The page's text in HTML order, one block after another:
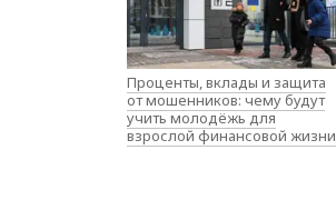
Проценты, вклады и защита
от мошенников: чему будут
учить молодёжь для
взрослой финансовой жизни